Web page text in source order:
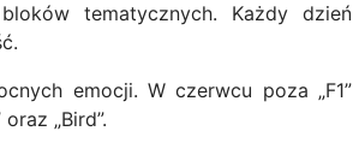
tematycznych. Każdy dzień
emocji. W czerwcu poza „F1”
„Bird”.